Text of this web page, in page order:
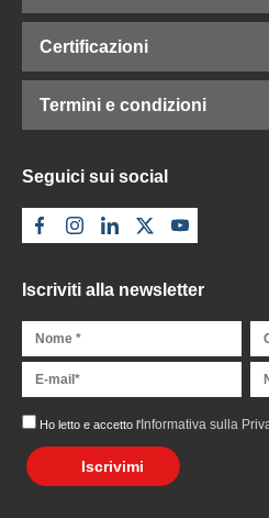
Certificazioni
Termini e condizioni
Seguici sui social
Iscriviti alla newsletter
Ho letto e accetto l'Informativa sulla
Iscrivimi